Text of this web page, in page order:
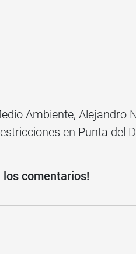
Ambiente, Alejandro
en Punta del
los comentarios!